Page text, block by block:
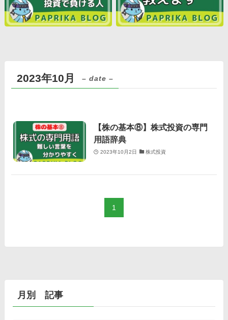
2023年10月 – date –
【株の基本⑧】株式投資の専門
用語辞典
2023年10月2日 株式投資
1
月別 記事